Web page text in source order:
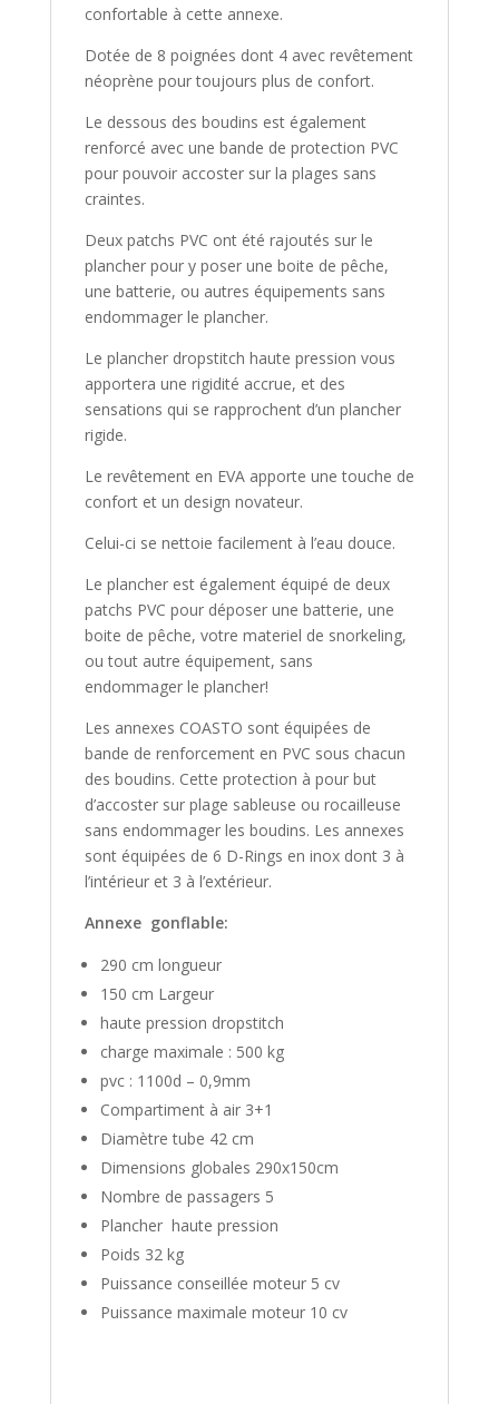
confortable à cette annexe.
Dotée de 8 poignées dont 4 avec revêtement
néoprène pour toujours plus de confort.
Le dessous des boudins est également
renforcé avec une bande de protection PVC
pour pouvoir accoster sur la plages sans
craintes.
Deux patchs PVC ont été rajoutés sur le
plancher pour y poser une boite de pêche,
une batterie, ou autres équipements sans
endommager le plancher.
Le plancher dropstitch haute pression vous
apportera une rigidité accrue, et des
sensations qui se rapprochent d’un plancher
rigide.
Le revêtement en EVA apporte une touche de
confort et un design novateur.
Celui-ci se nettoie facilement à l’eau douce.
Le plancher est également équipé de deux
patchs PVC pour déposer une batterie, une
boite de pêche, votre materiel de snorkeling,
ou tout autre équipement, sans
endommager le plancher!
Les annexes COASTO sont équipées de
bande de renforcement en PVC sous chacun
des boudins. Cette protection à pour but
d’accoster sur plage sableuse ou rocailleuse
sans endommager les boudins. Les annexes
sont équipées de 6 D-Rings en inox dont 3 à
l’intérieur et 3 à l’extérieur.
Annexe gonflable:
290 cm longueur
150 cm Largeur
haute pression dropstitch
charge maximale : 500 kg
pvc : 1100d – 0,9mm
Compartiment à air 3+1
Diamètre tube 42 cm
Dimensions globales 290x150cm
Nombre de passagers 5
Plancher haute pression
Poids 32 kg
Puissance conseillée moteur 5 cv
Puissance maximale moteur 10 cv